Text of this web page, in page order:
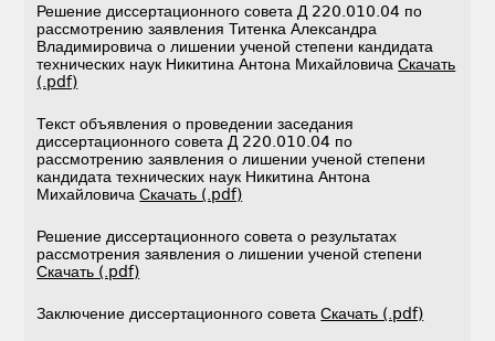
Решение диссертационного совета Д 220.010.04 по
рассмотрению заявления Титенка Александра
Владимировича о лишении ученой степени кандидата
технических наук Никитина Антона МихайловичаСкачать
(.pdf)
Текст объявления о проведении заседания
диссертационного совета Д 220.010.04 по
рассмотрению заявления о лишении ученой степени
кандидата технических наук Никитина Антона
МихайловичаСкачать (.pdf)
Решение диссертационного совета о результатах
рассмотрения заявления о лишении ученой степени
Скачать (.pdf)
Заключение диссертационного советаСкачать (.pdf)